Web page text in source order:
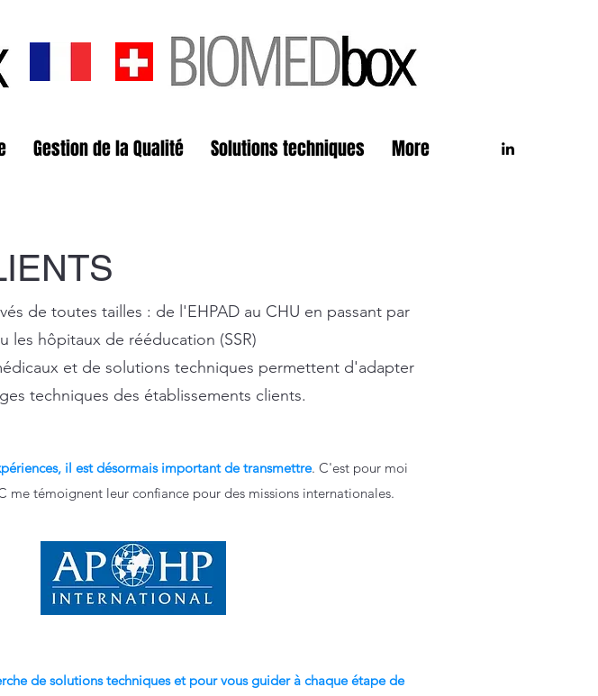
Gestion de la Qualité Solutions techniques More
de toutes tailles : de l'EHPAD au CHU en passant par
les hôpitaux de rééducation (SSR)
et de solutions techniques permettent d'adapter
techniques des établissements clients.
il est désormais important de transmettre. C'est pour moi
témoignent leur confiance pour des missions internationales.
de solutions techniques et pour vous guider à chaque étape de